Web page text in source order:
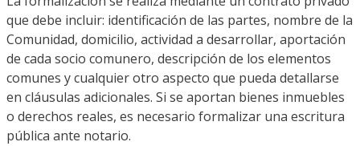
que debe incluir: identificación de las partes, nombre de la
Comunidad, domicilio, actividad a desarrollar, aportación
de cada socio comunero, descripción de los elementos
comunes y cualquier otro aspecto que pueda detallarse
en cláusulas adicionales. Si se aportan bienes inmuebles
o derechos reales, es necesario formalizar una escritura
pública ante notario.